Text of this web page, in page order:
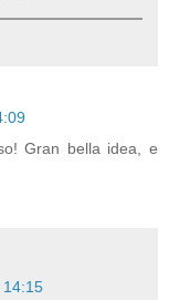
Gran bella idea, e
14:15